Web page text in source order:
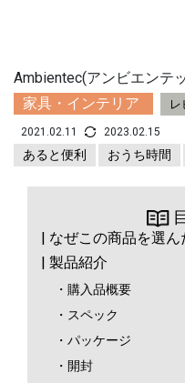
Ambientec(アンビエンテ
家具・インテリア
レ
2021.02.11 2023.02.15
あると便利 おうち時間
| なぜこの商品を選
| 製品紹介
・購入品概要
・スペック
・パッケージ
・開封